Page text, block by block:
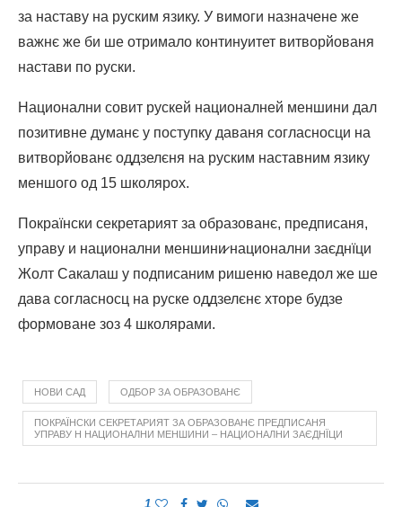
за наставу на руским язику. У вимоги назначене же
важнє же би ше отримало континуитет витворйованя
настави по руски.
Национални совит рускей националней меншини дал
позитивне думанє у поступку даваня согласносци на
витворйованє оддзелєня на руским наставним язику
меншого од 15 школярох.
Покраїнски секретарият за образованє, предписаня,
управу и национални меншини̷ национални заєднїци
Жолт Сакалаш у подписаним ришеню наведол же ше
дава согласносц на руске оддзелєнє хторе будзе
формоване зоз 4 школярами.
НОВИ САД ОДБОР ЗА ОБРАЗОВАНЄ
ПОКРАЇНСКИ СЕКРЕТАРИЯТ ЗА ОБРАЗОВАНЄ ПРЕДПИСАНЯ
УПРАВУ Н НАЦИОНАЛНИ МЕНШИНИ – НАЦИОНАЛНИ ЗАЄДНЇЦИ
1